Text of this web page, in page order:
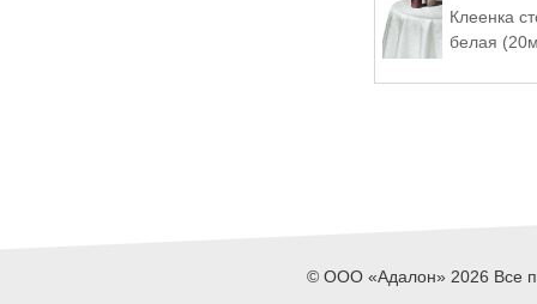
Клеенка
белая
© ООО «Адалон» 2026 Все